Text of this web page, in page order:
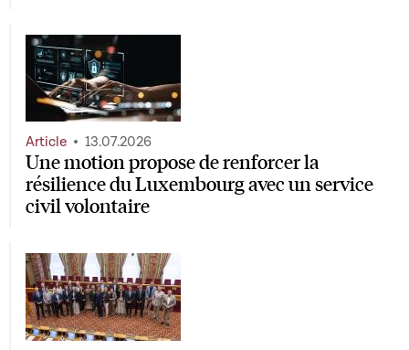
Une motion propose de renforcer la
résilience du Luxembourg avec un service
civil volontaire
Article 13.07.2026